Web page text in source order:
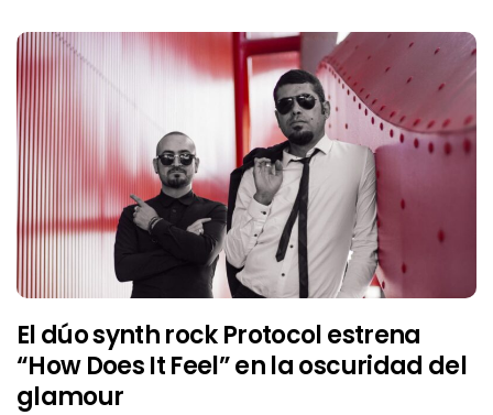
El dúo synth rock Protocol estrena
“How Does It Feel” en la oscuridad del
glamour